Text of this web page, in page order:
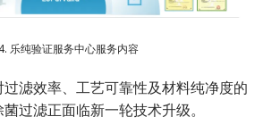
乐纯验证服务中心服务内容
滤效率、工艺可靠性及材料纯净度的
过滤正面临新一轮技术升级。